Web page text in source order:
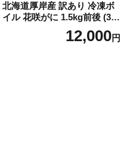
北海道厚岸産 訳あり 冷凍ボ
イル 花咲がに 1.5kg前後 (3尾
～5尾入) 蟹 花咲ガニ 魚介類
魚介 [№5863-1090]12,000円